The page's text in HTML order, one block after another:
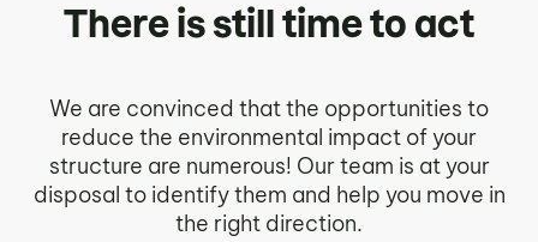
There is still time to act
We are convinced that the opportunities to
reduce the environmental impact of your
structure are numerous! Our team is at your
disposal to identify them and help you move in
the right direction.